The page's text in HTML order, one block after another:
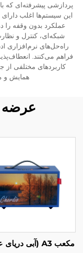
پردازشی پیشرفته‌ای
این سیستم‌ها اغلب دارای
عملکرد بدون وقفه را
شبکه‌ای، کنترل و
راه‌حل‌های نرم‌افزاری
فراهم می‌کنند.
کاربردهای مختلفی از
همایش و
عرضه
مکعب A3 (آبی دریای عمیق)